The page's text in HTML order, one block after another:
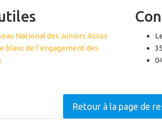
National des Juniors Assos
blanc de l’engagement des
Retour à la page de